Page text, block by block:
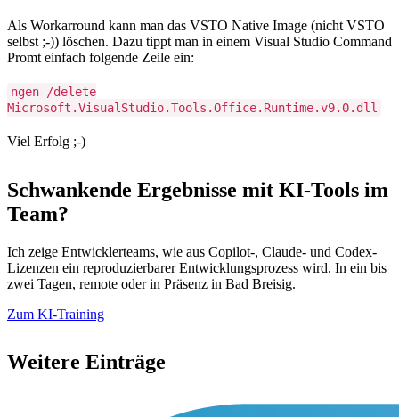
Als Workarround kann man das VSTO Native Image (nicht VSTO
selbst ;-)) löschen. Dazu tippt man in einem Visual Studio Command
Promt einfach folgende Zeile ein:
ngen /delete
Microsoft.VisualStudio.Tools.Office.Runtime.v9.0.dll
Viel Erfolg ;-)
Schwankende Ergebnisse mit KI-Tools im
Team?
Ich zeige Entwicklerteams, wie aus Copilot-, Claude- und Codex-
Lizenzen ein reproduzierbarer Entwicklungsprozess wird. In ein bis
zwei Tagen, remote oder in Präsenz in Bad Breisig.
Zum KI-Training
Weitere Einträge